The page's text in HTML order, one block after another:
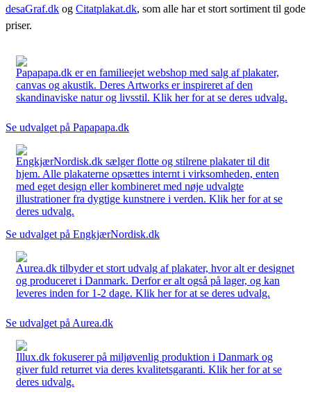
desaGraf.dk og Citatplakat.dk, som alle har et stort sortiment til gode
priser.
Papapapa.dk er en familieejet webshop med salg af plakater,
canvas og akustik. Deres Artworks er inspireret af den
skandinaviske natur og livsstil. Klik her for at se deres udvalg.
Se udvalget på Papapapa.dk
EngkjærNordisk.dk sælger flotte og stilrene plakater til dit
hjem. Alle plakaterne opsættes internt i virksomheden, enten
med eget design eller kombineret med nøje udvalgte
illustrationer fra dygtige kunstnere i verden. Klik her for at se
deres udvalg.
Se udvalget på EngkjærNordisk.dk
Aurea.dk tilbyder et stort udvalg af plakater, hvor alt er designet
og produceret i Danmark. Derfor er alt også på lager, og kan
leveres inden for 1-2 dage. Klik her for at se deres udvalg.
Se udvalget på Aurea.dk
Illux.dk fokuserer på miljøvenlig produktion i Danmark og
giver fuld returret via deres kvalitetsgaranti. Klik her for at se
deres udvalg.